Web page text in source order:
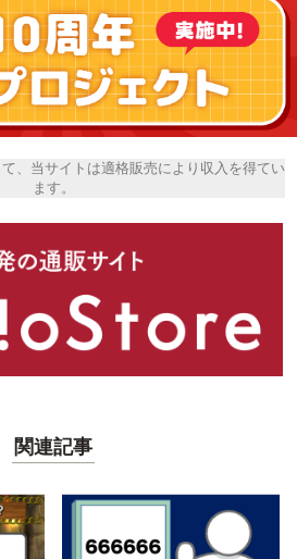
、当サイトは適格販売により収入を得てい
ます。
関連記事